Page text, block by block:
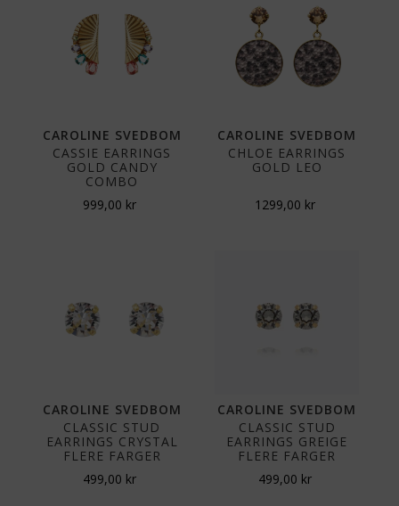
CAROLINE SVEDBOM
CASSIE EARRINGS
GOLD CANDY
COMBO
999,00 kr
CAROLINE SVEDBOM
CHLOE EARRINGS
GOLD LEO
1299,00 kr
CAROLINE SVEDBOM
CLASSIC STUD
EARRINGS CRYSTAL
FLERE FARGER
499,00 kr
CAROLINE SVEDBOM
CLASSIC STUD
EARRINGS GREIGE
FLERE FARGER
499,00 kr